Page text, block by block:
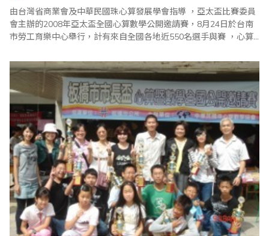
由台灣省商業會及中華民國珠心算發展學會指導 ，亞太盃比賽委員
會主辦的2008年亞太盃全國心算數學公開邀請賽，8月24日於台南
市勞工育樂中心舉行，計有來自全國各地近550名選手與賽 ，心算
同，數學則考上學期全國綜合版範圍，不以單獨版本，有參考題庫
且主辦單位並提供去年心算數學試題供下載參考 ，整個比賽經過一
個上午進行，在全體工作..